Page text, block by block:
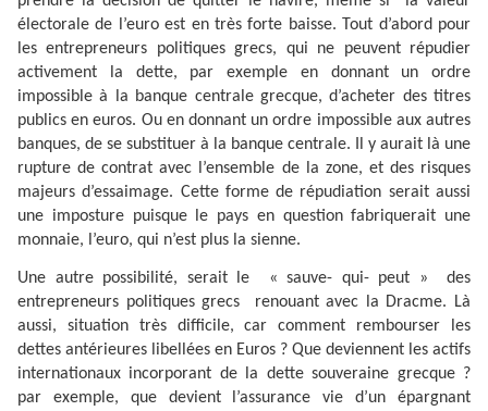
électorale de l’euro est en très forte baisse. Tout d’abord pour
les entrepreneurs politiques grecs, qui ne peuvent répudier
activement la dette, par exemple en donnant un ordre
impossible à la banque centrale grecque, d’acheter des titres
publics en euros. Ou en donnant un ordre impossible aux autres
banques, de se substituer à la banque centrale. Il y aurait là une
rupture de contrat avec l’ensemble de la zone, et des risques
majeurs d’essaimage. Cette forme de répudiation serait aussi
une imposture puisque le pays en question fabriquerait une
monnaie, l’euro, qui n’est plus la sienne.
Une autre possibilité, serait le « sauve- qui- peut »
des
entrepreneurs politiques grecs
renouant avec la Dracme. Là
aussi, situation très difficile, car comment rembourser les
dettes antérieures libellées en Euros ? Que deviennent les actifs
internationaux incorporant de la dette souveraine grecque ?
par exemple, que devient l’assurance vie d’un épargnant